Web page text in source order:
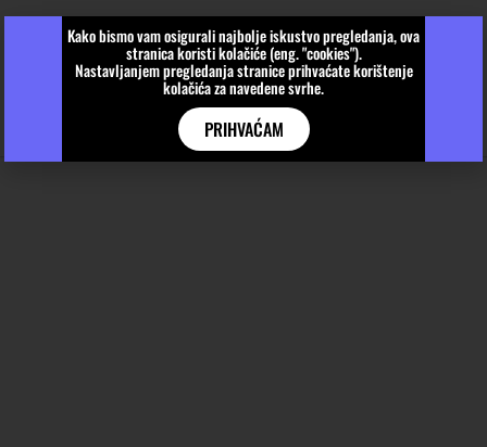
Kako bismo vam osigurali najbolje iskustvo pregledanja, ova
stranica koristi kolačiće (eng. "cookies").
Nastavljanjem pregledanja stranice prihvaćate korištenje
kolačića za navedene svrhe.
PRIHVAĆAM